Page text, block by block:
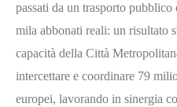
passati da un trasporto pubblico
mila abbonati reali: un risultato
capacità della Città
intercettare e coordinare 79
europei, lavorando in sinergia